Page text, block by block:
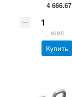
4 666.67
комп
Купить